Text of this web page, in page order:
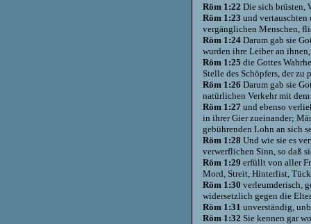
Röm 1:22 Die sich brüsten,
Röm 1:23 und
vergänglichen Menschen,
Röm 1:24Darum gab sie
wurden ihre Leiber an ihnen,
Röm 1:25 die Gottes
Stelle des Schöpfers, der
Röm 1:26 Darum gab sie
natürlichen Verkehr mit
Röm 1:27und ebenso
in ihrer Gier zueinander;
gebührenden Lohn an sich
Röm 1:28 Und wie sie es
verwerflichen Sinn, so daß
Röm 1:29 erfüllt von aller
Mord, Streit, Hinterlist,
Röm 1:30 verleumderisch,
widersetzlich gegen die
Röm 1:31 unverständig,
Röm 1:32 Sie kennen gar